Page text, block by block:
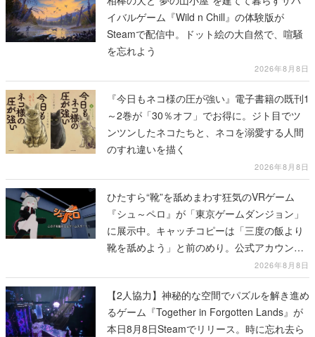
イバルゲーム『Wild n Chill』の体験版が
Steamで配信中。ドット絵の大自然で、喧騒
を忘れよう
2026年8月8日
『今日もネコ様の圧が強い』電子書籍の既刊1
～2巻が「30％オフ」でお得に。ジト目でツ
ンツンしたネコたちと、ネコを溺愛する人間
のすれ違いを描く
2026年8月8日
ひたすら“靴”を舐めまわす狂気のVRゲーム
『シュ～ペロ』が「東京ゲームダンジョン」
に展示中。キャッチコピーは「三度の飯より
靴を舐めよう」と前のめり。公式アカウント
も開設され、2026年リリースに向けて開発中
2026年8月8日
【2人協力】神秘的な空間でパズルを解き進め
るゲーム『Together in Forgotten Lands』が
本日8月8日Steamでリリース。時に忘れ去ら